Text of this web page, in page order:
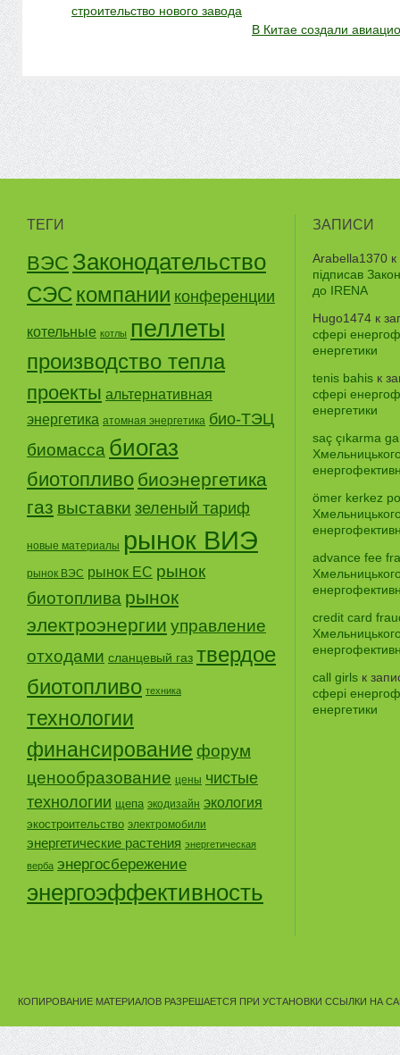
строительство нового завода
В Китае создали
ТЕГИ
ВЭС Законодательство
СЭС компании конференции
котельные котлы пеллеты
производство тепла
проекты альтернативная
энергетика атомная энергетика био-ТЭЦ
биомасса биогаз
биотопливо биоэнергетика
газ выставки зеленый тариф
новые материалы рынок ВИЭ
рынок ВЭС рынок ЕС рынок
биотоплива рынок
электроэнергии управление
отходами сланцевый газ твердое
биотопливо техника
технологии
финансирование форум
ценообразование цены чистые
технологии щепа экодизайн экология
экостроительство электромобили
энергетические растения энергетическая
верба энергосбережение
энергоэффективность
ЗАПИСИ
Arabella1370
підписав
до IRENA
Hugo1474 к
сфері
енергетики
tenis bahis к
сфері
енергетики
saç çıkarma
ömer kerkez
advance fee
credit card
call girls к
сфері
енергетики
КОПИРОВАНИЕ МАТЕРИАЛОВ РАЗРЕШАЕТСЯ ПРИ УСТАНОВКИ ССЫЛКИ НА САЙТ